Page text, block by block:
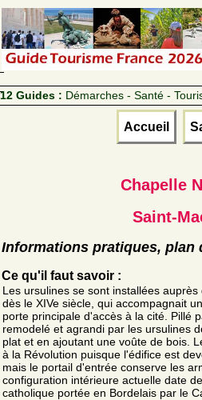
12 Guides : Démarches - Santé -
Accueil
Chapelle
Saint-
Informations pratiques, plan
Ce qu'il faut savoir :
Les ursulines se sont installées
dès le XIVe siècle, qui accompagnait
porte principale d'accès à la cité. Pillé
remodelé et agrandi par les ursulines
plat et en ajoutant une voûte de bois.
à la Révolution puisque l'édifice est
mais le portail d'entrée conserve les
configuration intérieure actuelle date
catholique portée en Bordelais par le